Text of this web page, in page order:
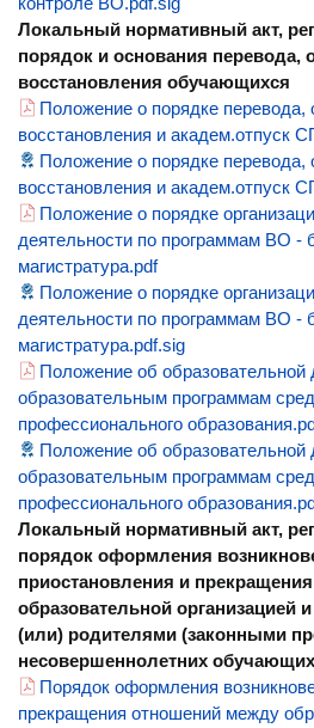
Локальный нормативный акт,
порядок и основания перевода,
восстановления обучающихся
Положение о порядке перевода,
восстановления и академ.отпуск
Положение о порядке перевода,
восстановления и академ.отпуск
Положение о порядке
деятельности по программам ВО -
магистратура.pdf
Положение о порядке
деятельности по программам ВО -
магистратура.pdf.sig
Положение об образовательной
образовательным программам
профессионального
Положение об образовательной
образовательным программам
профессионального
Локальный нормативный акт,
порядок оформления
приостановления и
образовательной организацией
(или) родителями (законными
несовершеннолетних
Порядок оформления
прекращения отношений между